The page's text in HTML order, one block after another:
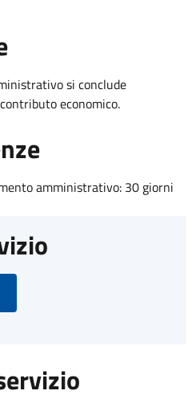
si conclude
economico.
amministrativo: 30 giorni